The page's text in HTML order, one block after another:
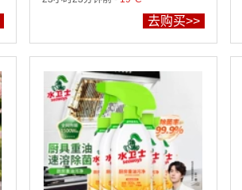
去购买>>